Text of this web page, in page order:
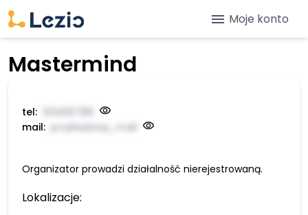
menu Moje konto
Mastermind
tel:
mail: przykładowy_mail
Organizator prowadzi działalność nierejestrowaną.
Lokalizacje: